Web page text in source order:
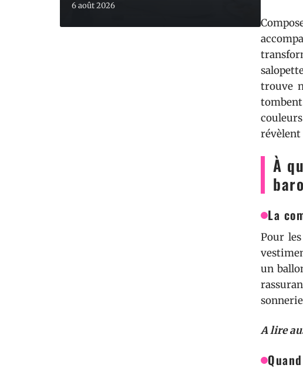
6 août 2026
trouve
révèlent
À
La
Pour
un
A lire